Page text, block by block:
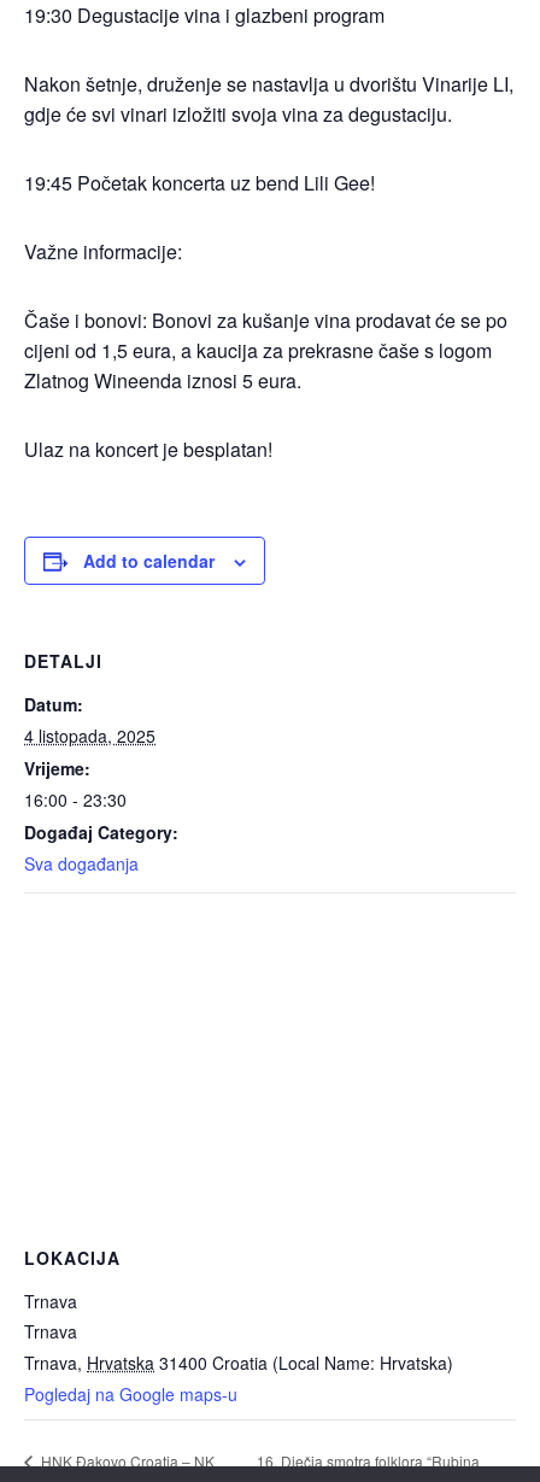
19:30 Degustacije vina i glazbeni program
Nakon šetnje, druženje se nastavlja u dvorištu Vinarije LI,
gdje će svi vinari izložiti svoja vina za degustaciju.
19:45 Početak koncerta uz bend Lili Gee!
Važne informacije:
Čaše i bonovi: Bonovi za kušanje vina prodavat će se po
cijeni od 1,5 eura, a kaucija za prekrasne čaše s logom
Zlatnog Wineenda iznosi 5 eura.
Ulaz na koncert je besplatan!
Add to calendar
DETALJI
Datum:
4 listopada, 2025
Vrijeme:
16:00 - 23:30
Događaj Category:
Sva događanja
LOKACIJA
Trnava
Trnava
Trnava, Hrvatska 31400 Croatia (Local Name: Hrvatska)
Pogledaj na Google maps-u
HNK Đakovo Croatia – NK
16. Dječja smotra folklora “Rubina